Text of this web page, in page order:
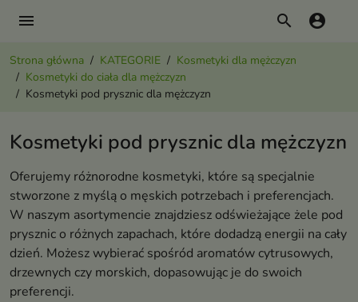
menu search account_circle
Strona główna KATEGORIE
Kosmetyki dla mężczyzn
Kosmetyki do ciała dla mężczyzn
Kosmetyki pod prysznic dla mężczyzn
Kosmetyki pod prysznic dla mężczyzn
Oferujemy różnorodne kosmetyki, które są specjalnie
stworzone z myślą o męskich potrzebach i preferencjach.
W naszym asortymencie znajdziesz odświeżające żele pod
prysznic o różnych zapachach, które dodadzą energii na cały
dzień. Możesz wybierać spośród aromatów cytrusowych,
drzewnych czy morskich, dopasowując je do swoich
preferencji.